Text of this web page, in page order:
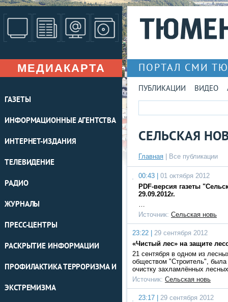
МЕДИАКАРТА
ГАЗЕТЫ
ИНФОРМАЦИОННЫЕ АГЕНТСТВА
ИНТЕРНЕТ-ИЗДАНИЯ
ТЕЛЕВИДЕНИЕ
РАДИО
ЖУРНАЛЫ
ПРЕСС-ЦЕНТРЫ
РАСКРЫТИЕ ИНФОРМАЦИИ
ПРОФИЛАКТИКА ТЕРРОРИЗМА И
ЭКСТРЕМИЗМА
ПОРТАЛ СМИ
ПУБЛИКАЦИИ ВИДЕО
СЕЛЬСКАЯ
Главная Все публикации
00:43 |
01 октября 2012
PDF-версия газеты
29.09.2012г.
…
Источник: Сельская новь
23:22 |
29 сентября 2012
«Чистый лес» на защите
21 сентября в одном из
обществом "Строитель",
очистку захламлённых
Источник: Сельская новь
23:17 |
29 сентября 2012